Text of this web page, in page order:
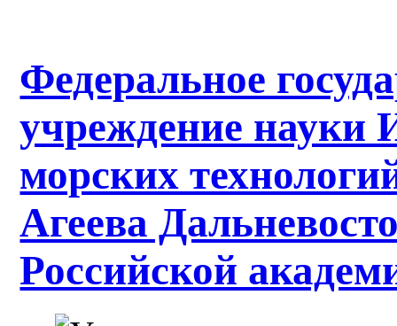
Федеральное
учреждение науки
морских
Агеева
Российской